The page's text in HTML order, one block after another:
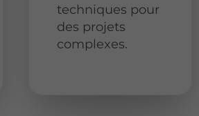
techniques pour
des projets
complexes.